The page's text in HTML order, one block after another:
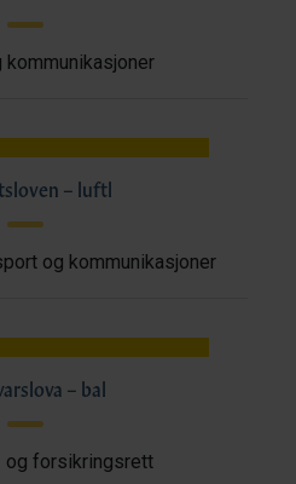
kommunikasjoner
– luftl
og kommunikasjoner
– bal
og forsikringsrett